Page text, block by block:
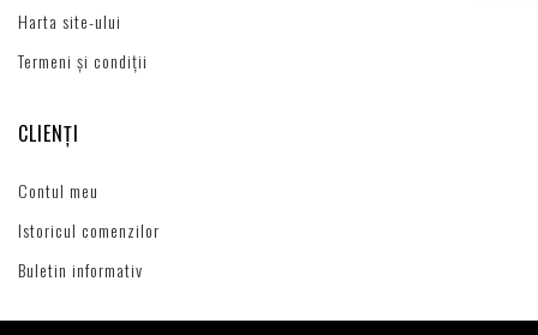
Harta site-ului
Termeni și condiții
CLIENȚI
Contul meu
Istoricul comenzilor
Buletin informativ